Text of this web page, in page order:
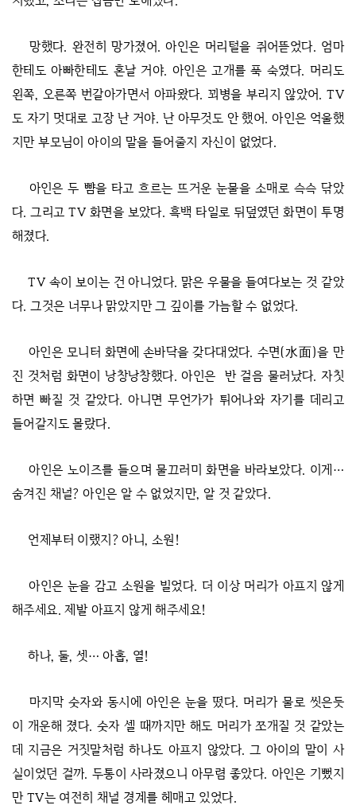
망했다. 완전히 망가졌어. 아인은 머리털을 쥐어뜯었다. 엄마
한테도 아빠한테도 혼날 거야. 아인은 고개를 푹 숙였다. 머리도
왼쪽, 오른쪽 번갈아가면서 아파왔다. 꾀병을 부리지 않았어. TV
도 자기 멋대로 고장 난 거야. 난 아무것도 안 했어. 아인은 억울했
지만 부모님이 아이의 말을 들어줄지 자신이 없었다.
아인은 두 뺨을 타고 흐르는 뜨거운 눈물을 소매로 슥슥 닦았
다. 그리고 TV 화면을 보았다. 흑백 타일로 뒤덮였던 화면이 투명
해졌다.
TV 속이 보이는 건 아니었다. 맑은 우물을 들여다보는 것 같았
다. 그것은 너무나 맑았지만 그 깊이를 가늠할 수 없었다.
아인은 모니터 화면에 손바닥을 갖다대었다. 수면(水面)을 만
진 것처럼 화면이 낭창낭창했다. 아인은 반 걸음 물러났다. 자칫
하면 빠질 것 같았다. 아니면 무언가가 튀어나와 자기를 데리고
들어갈지도 몰랐다.
아인은 노이즈를 들으며 물끄러미 화면을 바라보았다. 이게…
숨겨진 채널? 아인은 알 수 없었지만, 알 것 같았다.
언제부터 이랬지? 아니, 소원!
아인은 눈을 감고 소원을 빌었다. 더 이상 머리가 아프지 않게
해주세요. 제발 아프지 않게 해주세요!
하나, 둘, 셋… 아홉, 열!
마지막 숫자와 동시에 아인은 눈을 떴다. 머리가 물로 씻은듯
이 개운해 졌다. 숫자 셀 때까지만 해도 머리가 쪼개질 것 같았는
데 지금은 거짓말처럼 하나도 아프지 않았다. 그 아이의 말이 사
실이었던 걸까. 두통이 사라졌으니 아무렴 좋았다. 아인은 기뻤지
만 TV는 여전히 채널 경계를 헤매고 있었다.